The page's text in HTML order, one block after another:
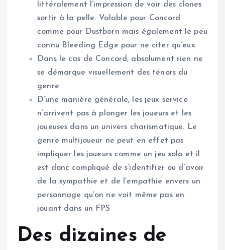
littéralement l’impression de voir des clones
sortir à la pelle. Valable pour Concord
comme pour Dustborn mais également le peu
connu Bleeding Edge pour ne citer qu’eux
Dans le cas de Concord, absolument rien ne
se démarque visuellement des ténors du
genre
D’une manière générale, les jeux service
n’arrivent pas à plonger les joueurs et les
joueuses dans un univers charismatique. Le
genre multijoueur ne peut en effet pas
impliquer les joueurs comme un jeu solo et il
est donc compliqué de s’identifier ou d’avoir
de la sympathie et de l’empathie envers un
personnage qu’on ne voit même pas en
jouant dans un FPS
Des dizaines de